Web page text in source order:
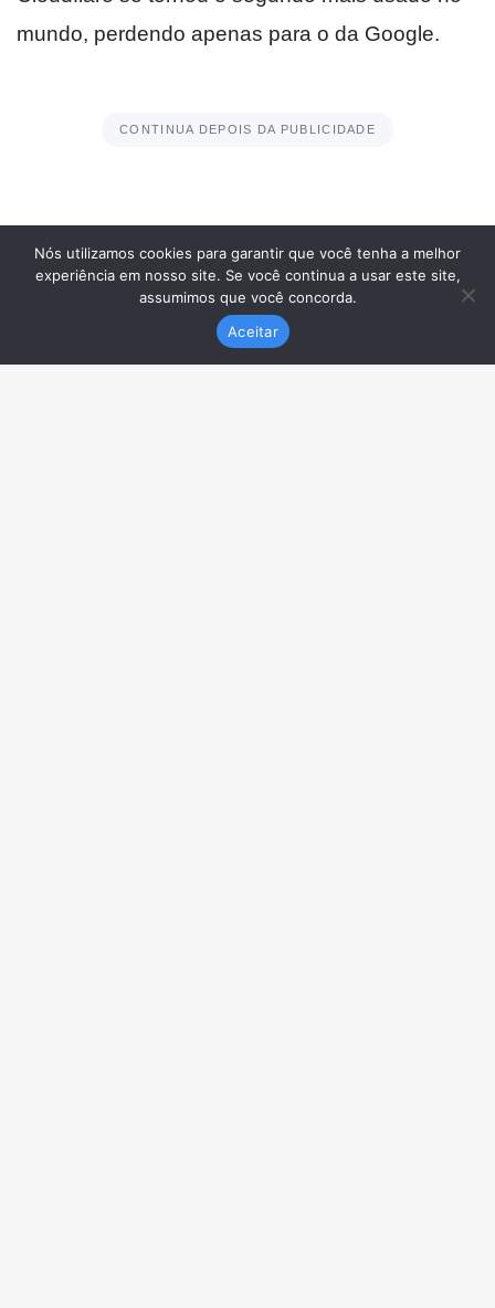
Nós utilizamos cookies para garantir que você tenha a melhor
experiência em nosso site. Se você continua a usar este site,
assumimos que você concorda.
Aceitar